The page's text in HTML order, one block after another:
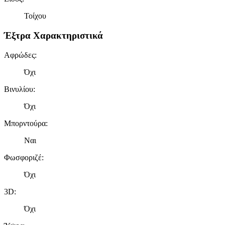
Τοίχου
Έξτρα Χαρακτηριστικά
Αφρώδες:
Όχι
Βινυλίου:
Όχι
Μπορντούρα:
Ναι
Φωσφοριζέ:
Όχι
3D:
Όχι